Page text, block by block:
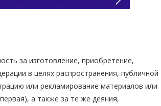
за изготовление, приобретение,
в целях распространения, публичной
или рекламирование материалов или
а также за те же деяния,